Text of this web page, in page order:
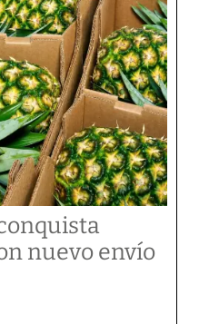
nuevo envío